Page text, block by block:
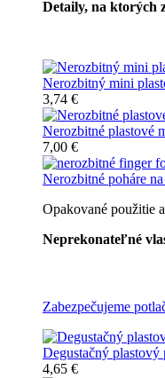
Detaily, na ktorých
Nerozbitný mini
3,74 €
Nerozbitné plastové
7,00 €
Nerozbitné poháre
Opakované použitie
Neprekonateľné
Zabezpečujeme
Degustačný
4,65 €